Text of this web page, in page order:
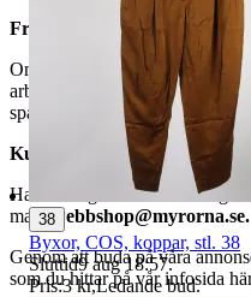
Frakt
Om du har valt frakt kommer
arbetsdagar. När din vara har
spårningsnummer av DSV
Kundservice
Har du frågor eller
mail:webbshop@myrorna.se.
Genom att buda på våra
som du hittar på vår infosida
38
Byxor, COS, koppar, stl. 38
Sluttid9 aug 18:57.
Pris:3 kr,Ledande bud.